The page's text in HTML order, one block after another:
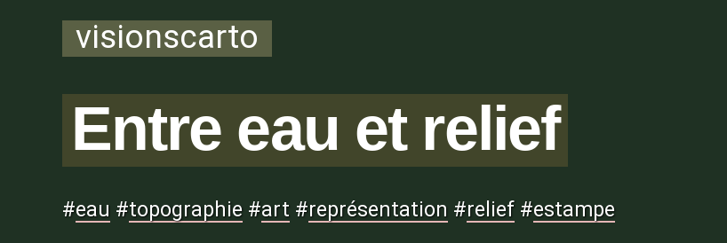
visionscarto
Entre eau et relief
#eau #topographie #art #représentation #relief #estampe